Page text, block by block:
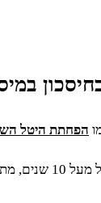
הפחתת היטל
דוד רום,